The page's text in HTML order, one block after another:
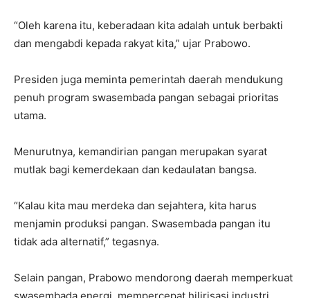
“Oleh karena itu, keberadaan kita adalah untuk berbakti
dan mengabdi kepada rakyat kita,” ujar Prabowo.
Presiden juga meminta pemerintah daerah mendukung
penuh program swasembada pangan sebagai prioritas
utama.
Menurutnya, kemandirian pangan merupakan syarat
mutlak bagi kemerdekaan dan kedaulatan bangsa.
“Kalau kita mau merdeka dan sejahtera, kita harus
menjamin produksi pangan. Swasembada pangan itu
tidak ada alternatif,” tegasnya.
Selain pangan, Prabowo mendorong daerah memperkuat